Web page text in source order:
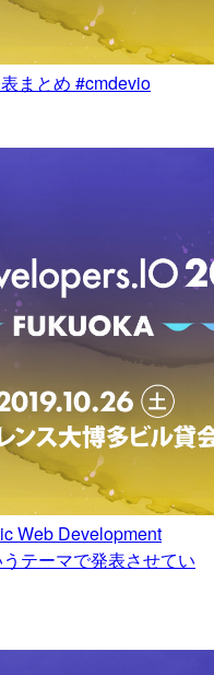
まとめ #cmdevio
Web Development
テーマで発表させてい